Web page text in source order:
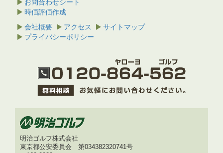
お問合わせシート
時価評価作成
会社概要
アクセス
サイトマップ
プライバシーポリシー
明治ゴルフ株式会社
東京都公安委員会 第034382320741号